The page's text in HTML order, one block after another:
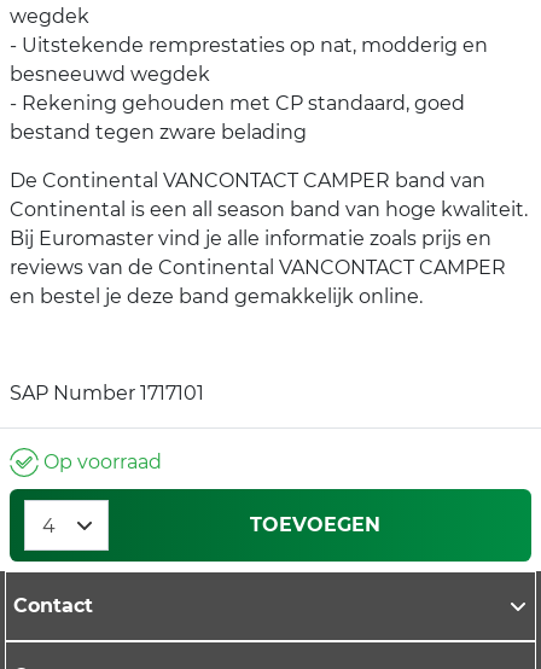
wegdek
- Uitstekende remprestaties op nat, modderig en
besneeuwd wegdek
- Rekening gehouden met CP standaard, goed
bestand tegen zware belading
De Continental VANCONTACT CAMPER band van
Continental is een all season band van hoge kwaliteit.
Bij Euromaster vind je alle informatie zoals prijs en
reviews van de Continental VANCONTACT CAMPER
en bestel je deze band gemakkelijk online.
SAP Number 1717101
Op voorraad
TOEVOEGEN
Contact